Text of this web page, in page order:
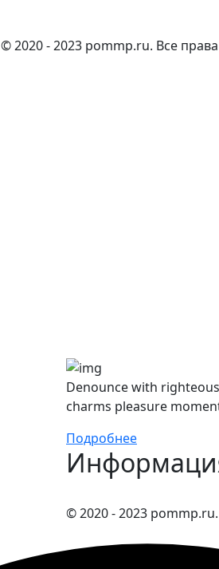
© 2020 - 2023 pommp.ru. Все
Denounce with
charms pleasure
Подробнее
© 2020 - 2023